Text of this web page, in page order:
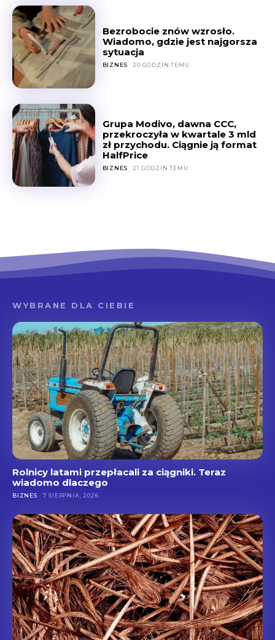
Bezrobocie znów wzrosło.
Wiadomo, gdzie jest najgorsza
sytuacja
BIZNES 20 GODZIN TEMU
Grupa Modivo, dawna CCC,
przekroczyła w kwartale 3 mld
zł przychodu. Ciągnie ją format
HalfPrice
BIZNES 21 GODZIN TEMU
WYBRANE DLA CIEBIE
Rolnicy latami przepłacali za ciągniki. Teraz
wiadomo dlaczego
BIZNES 7 SIERPNIA, 2026